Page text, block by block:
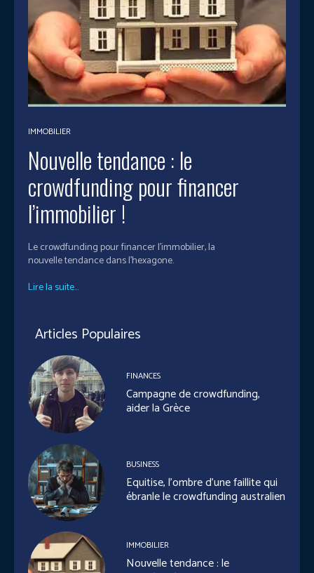
IMMOBILIER
Nouvelle tendance : le
crowdfunding pour financer
l’immobilier !
Le crowdfunding pour financer l’immobilier, la
nouvelle tendance dans l'hexagone.
Lire la suite...
Articles Populaires
FINANCES
Campagne de crowdfunding,
aider la Grèce
BUSINESS
Equitise, l’ombre d’une faillite qui
ébranle le crowdfunding australien
IMMOBILIER
Nouvelle tendance : le